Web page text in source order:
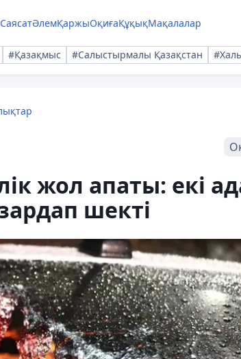
СаясатӘлемҚаржыОқиғаҚұқықМақалалар
#Қазақмыс #Салыстырмалы Қазақстан
жол апаты: екі
шекті